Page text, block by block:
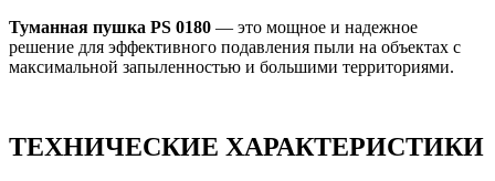
Туманная пушка PS 0180 — это мощное и надежное
решение для эффективного подавления пыли на объектах с
максимальной запыленностью и большими территориями.
ТЕХНИЧЕСКИЕ ХАРАКТЕРИСТИКИ